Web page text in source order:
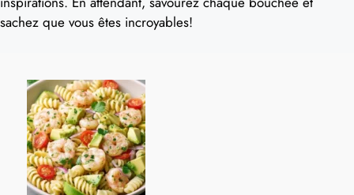
sachez que vous êtes incroyables!